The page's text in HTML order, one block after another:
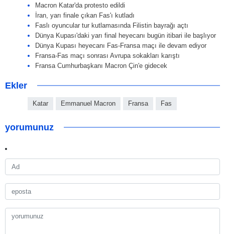
Macron Katar'da protesto edildi
İran, yarı finale çıkan Fas'ı kutladı
Faslı oyuncular tur kutlamasında Filistin bayrağı açtı
Dünya Kupası'daki yarı final heyecanı bugün itibari ile başlıyor
Dünya Kupası heyecanı Fas-Fransa maçı ile devam ediyor
Fransa-Fas maçı sonrası Avrupa sokakları karıştı
Fransa Cumhurbaşkanı Macron Çin'e gidecek
Ekler
Katar Emmanuel Macron Fransa Fas
yorumunuz